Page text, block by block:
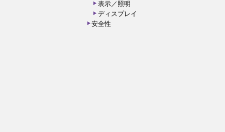
表示／照明
ディスプレイ
安全性